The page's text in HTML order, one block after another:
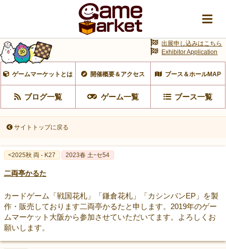
ゲームマーケットとは 開催概要＆アクセス ブース＆ホールMAP
ブログ一覧 ゲーム一覧 ブース一覧
出展申し込みはこちら
Exhibitor Application
サイトトップに戻る
<2025秋 両 - K27 2023春 土ｰセ54
二両亭かるた
カードゲーム「戦国花札」「鎌倉花札」「カシンバンEP」を製
作・販売しております二両亭かるたと申します。2019年のゲー
ムマーケット大阪から参加させていただいてます。よろしくお
願いします。